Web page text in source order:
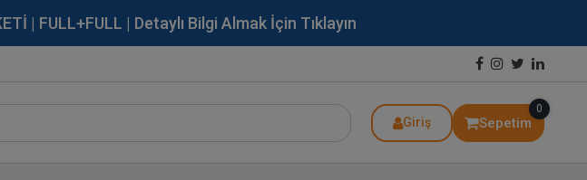
| FULL+FULL | Detaylı Bilgi Almak İçin Tıklayın
Giriş Sepetim
0